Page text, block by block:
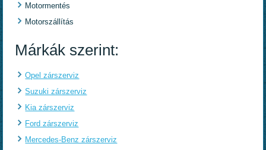
Motormentés
Motorszállítás
Márkák szerint:
Opel zárszerviz
Suzuki zárszerviz
Kia zárszerviz
Ford zárszerviz
Mercedes-Benz zárszerviz